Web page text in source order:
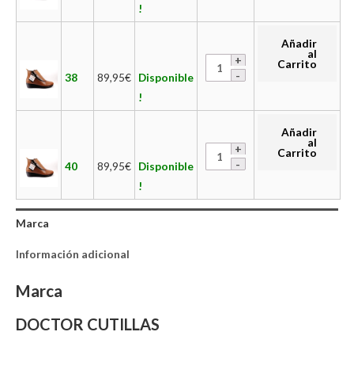
!
38 89,95€ Disponible
!
Añadir
al
Carrito
40 89,95€ Disponible
!
Añadir
al
Carrito
Marca
Información adicional
Marca
DOCTOR CUTILLAS